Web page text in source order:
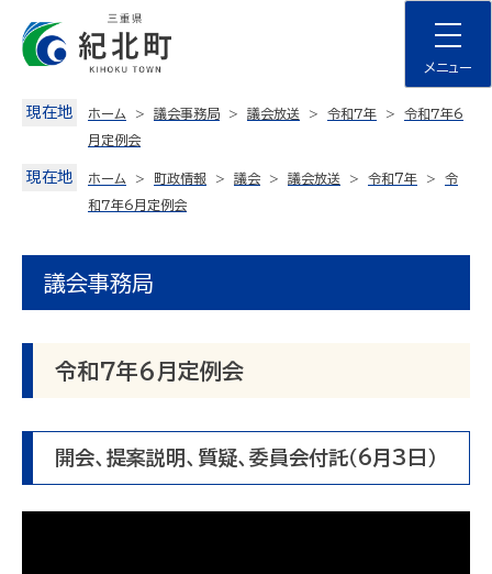
content
メニュー
現在地 ホーム 議会事務局 議会放送 令和7年
令和7年6
月定例会
現在地 ホーム 町政情報 議会 議会放送 令和７年
令
和7年6月定例会
議会事務局
令和7年6月定例会
開会、提案説明、質疑、委員会付託（6月3日）